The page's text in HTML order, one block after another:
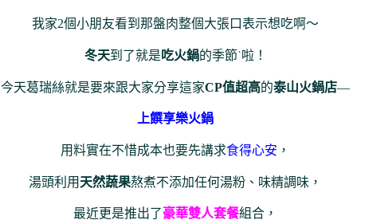
我家2個小朋友看到那盤肉整個大張口表示想吃啊～
冬天到了就是 吃火鍋的季節˙啦！
今天葛瑞絲就是要來跟大家分享這家CP值超高的泰山火鍋店—
上饌享樂火鍋
用料實在不惜成本也要先講求食得心安 ，
湯頭利用 天然蔬果熬煮不添加任何湯粉、味精調味，
最近更是推出了豪華雙人套餐組合，